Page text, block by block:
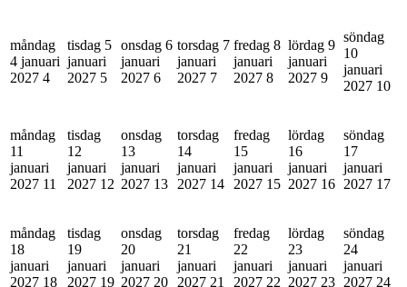
måndag
4 januari
2027 4
tisdag 5
januari
2027 5
onsdag 6
januari
2027 6
torsdag 7
januari
2027 7
fredag 8
januari
2027 8
lördag 9
januari
2027 9
söndag
10
januari
2027 10
måndag
11
januari
2027 11
tisdag
12
januari
2027 12
onsdag
13
januari
2027 13
torsdag
14
januari
2027 14
fredag
15
januari
2027 15
lördag
16
januari
2027 16
söndag
17
januari
2027 17
måndag
18
januari
2027 18
tisdag
19
januari
2027 19
onsdag
20
januari
2027 20
torsdag
21
januari
2027 21
fredag
22
januari
2027 22
lördag
23
januari
2027 23
söndag
24
januari
2027 24